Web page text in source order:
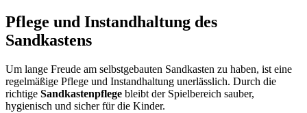
Pflege und Instandhaltung des
Sandkastens
Um lange Freude am selbstgebauten Sandkasten zu haben, ist eine
regelmäßige Pflege und Instandhaltung unerlässlich. Durch die
richtige Sandkastenpflege bleibt der Spielbereich sauber,
hygienisch und sicher für die Kinder.